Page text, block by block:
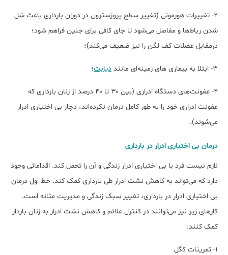
۲- تغییرات هورمونی (تغییر سطح پروژسترون در دوران بارداری باعث شل
شدن رباط‌ها و مفاصل می‌شود تا جای کافی برای جنین فراهم شود؛
درمقابل عضلات کف لگن را نیز ضعیف می‌کند)؛
۳- ابتلا به بیماری های زمینه‌ای مانند دیابت؛
۴- عفونت‌های دستگاه ادراری (بین ۳۰ تا ۴۰ درصد از زنان بارداری که
عفونت ادراری خود را به طور کامل درمان نکرده‌اند، دچار بی اختیاری ادرار
می‌شوند).
درمان بی اختیاری ادرار در بارداری
لازم نیست فرد با بی اختیاری ادرار زندگی و آن را تحمل کند. اقداماتی وجود
دارد که می‌تواند به کاهش نشت ادرار طی بارداری کمک کند. خط اول درمان
بی اختیاری ادرار در بارداری، تغییر سبک زندگی و مدیریت مثانه است.
کار‌های زیر نیز می‌توانند در کنترل علائم و کاهش نشت ادرار به زنان باردار
کمک کنند:
۱- تمرینات کگل